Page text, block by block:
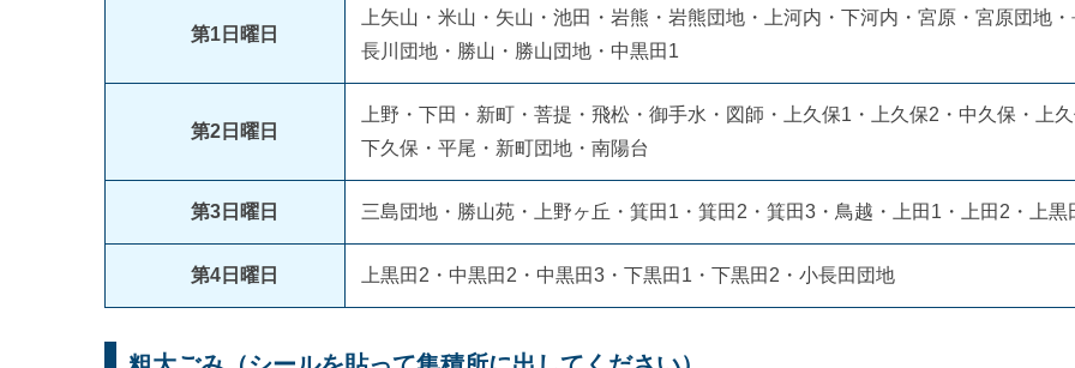
第1日曜日
上矢山・米山・矢山・池田・岩熊・岩熊団地・上河内・下河内・宮原・宮原団地
長川団地・勝山・勝山団地・中黒田1
第2日曜日
上野・下田・新町・菩提・飛松・御手水・図師・上久保1・上久保2・中久保・上
下久保・平尾・新町団地・南陽台
第3日曜日 三島団地・勝山苑・上野ヶ丘・箕田1・箕田2・箕田3・鳥越・上田1・上田2・上黒
第4日曜日 上黒田2・中黒田2・中黒田3・下黒田1・下黒田2・小長田団地